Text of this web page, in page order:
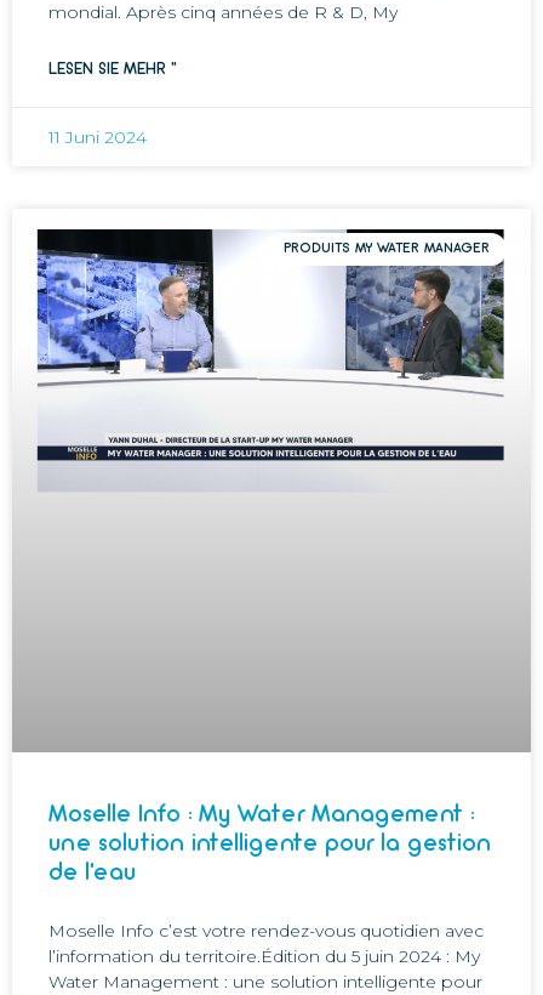
mondial. Après cinq années de R & D, My
LESEN SIE MEHR "
11 Juni 2024
PRODUITS MY WATER MANAGER
Moselle Info : My Water Management :
une solution intelligente pour la gestion
de l’eau
Moselle Info c’est votre rendez-vous quotidien avec
l’information du territoire.Édition du 5 juin 2024 : My
Water Management : une solution intelligente pour